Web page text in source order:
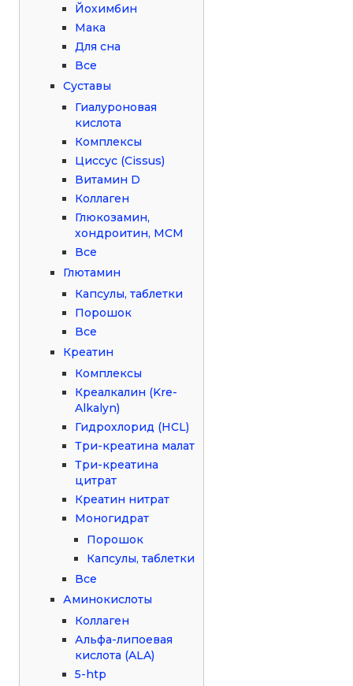
Йохимбин
Мака
Для сна
Все
Суставы
Гиалуроновая
кислота
Комплексы
Циссус (Cissus)
Витамин D
Коллаген
Глюкозамин,
хондроитин, МСМ
Все
Глютамин
Капсулы, таблетки
Порошок
Все
Креатин
Комплексы
Креалкалин (Kre-
Alkalyn)
Гидрохлорид (HCL)
Три-креатина малат
Три-креатина
цитрат
Креатин нитрат
Моногидрат
Порошок
Капсулы, таблетки
Все
Аминокислоты
Коллаген
Альфа-липоевая
кислота (ALA)
5-htp